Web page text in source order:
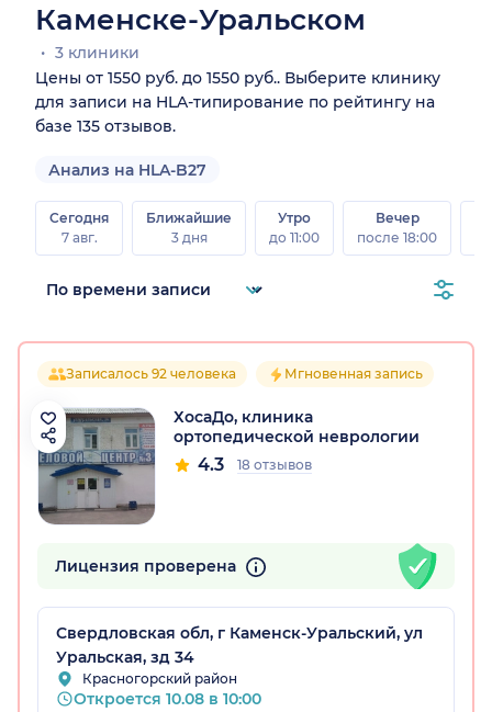
Каменске-Уральском
3 клиники
Цены от 1550 руб. до 1550 руб.. Выберите клинику
для записи на HLA-типирование по рейтингу на
базе 135 отзывов.
Анализ на HLA-B27
Сегодня
7 авг.
Ближайшие
3 дня
Утро
до 11:00
Вечер
после 18:00
Записалось 92 человека Мгновенная запись
ХосаДо, клиника
ортопедической неврологии
4.3 18 отзывов
Лицензия проверена
Свердловская обл, г Каменск-Уральский, ул
Уральская, зд 34
Красногорский район
Откроется 10.08 в 10:00